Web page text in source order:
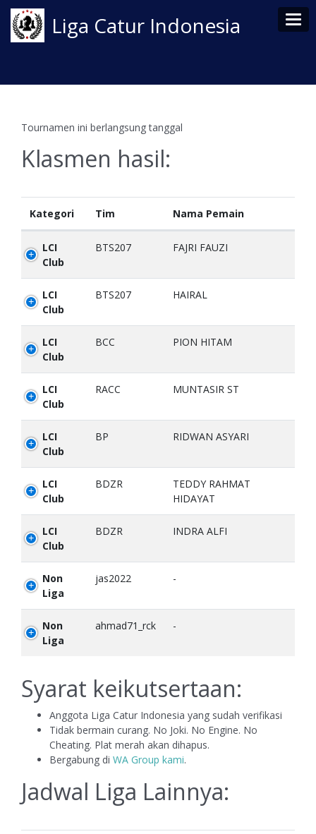
Liga Catur Indonesia
Tournamen ini berlangsung tanggal
Klasmen hasil:
Kategori Tim Nama Pemain
LCI
Club
BTS207 FAJRI FAUZI
LCI
Club
BTS207 HAIRAL
LCI
Club
BCC PION HITAM
LCI
Club
RACC MUNTASIR ST
LCI
Club
BP RIDWAN ASYARI
LCI
Club
BDZR
TEDDY RAHMAT
HIDAYAT
LCI
Club
BDZR INDRA ALFI
Non
Liga
jas2022 -
Non
Liga
ahmad71_rck -
Syarat keikutsertaan:
Anggota Liga Catur Indonesia yang sudah verifikasi
Tidak bermain curang. No Joki. No Engine. No
Cheating. Plat merah akan dihapus.
Bergabung di WA Group kami.
Jadwal Liga Lainnya: